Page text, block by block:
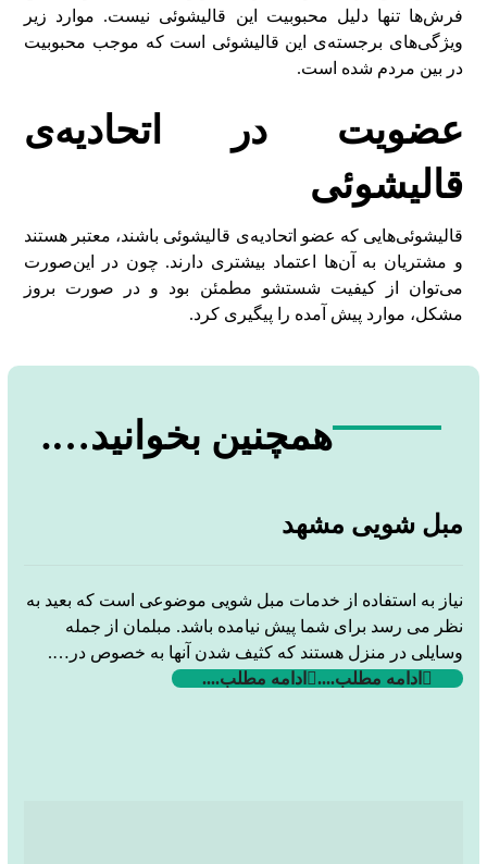
فرش‌ها تنها دلیل محبوبیت این قالیشوئی نیست. موارد زیر
ویژگی‌های برجسته‌ی این قالیشوئی است که موجب محبوبیت
در بین مردم شده است.
عضویت در اتحادیه‌ی
قالیشوئی
قالیشوئی‌هایی که عضو اتحادیه‌ی قالیشوئی باشند، معتبر هستند
و مشتریان به آن‌ها اعتماد بیشتری دارند. چون در این‌صورت
می‌توان از کیفیت شستشو مطمئن بود و در صورت بروز
مشکل، موارد پیش آمده را پیگیری کرد.
همچنین بخوانید….
مبل شویی مشهد
نیاز به استفاده از خدمات مبل شویی موضوعی است که بعید به
نظر می رسد برای شما پیش نیامده باشد. مبلمان از جمله
وسایلی در منزل هستند که کثیف شدن آنها به خصوص در….
ادامه مطلب....
ادامه مطلب....